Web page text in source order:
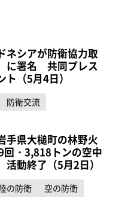
ネシアが防衛協力取
に署名 共同プレス
ト（5月4日）
防衛交流
手県大槌町の林野火
・3,818トンの空中
活動終了（5月2日）
の防衛 空の防衛